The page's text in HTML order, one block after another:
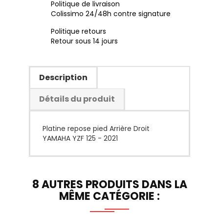
Politique de livraison
Colissimo 24/48h contre signature
Politique retours
Retour sous 14 jours
Description
Détails du produit
Platine repose pied Arrière Droit
YAMAHA YZF 125 - 2021
8 AUTRES PRODUITS DANS LA
MÊME CATÉGORIE :